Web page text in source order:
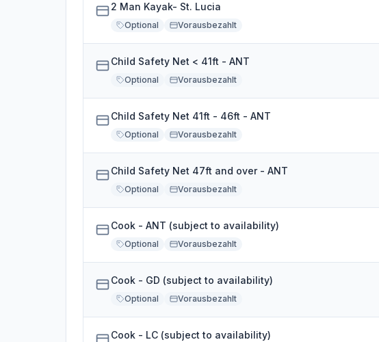
2 Man Kayak- St. Lucia
Optional Vorausbezahlt
Child Safety Net < 41ft - ANT
Optional Vorausbezahlt
Child Safety Net 41ft - 46ft - ANT
Optional Vorausbezahlt
Child Safety Net 47ft and over - ANT
Optional Vorausbezahlt
Cook - ANT (subject to availability)
Optional Vorausbezahlt
Cook - GD (subject to availability)
Optional Vorausbezahlt
Cook - LC (subject to availability)